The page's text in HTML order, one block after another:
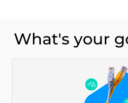
What's your